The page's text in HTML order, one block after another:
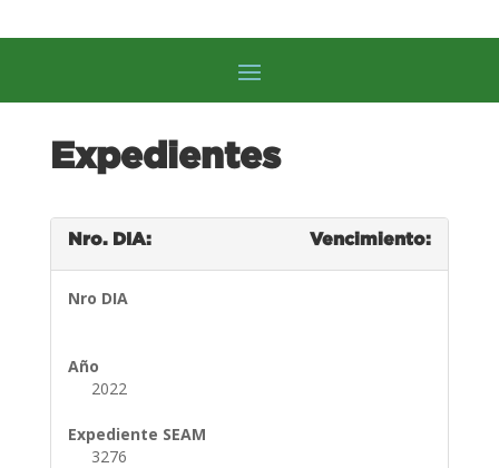
Expedientes
Nro. DIA: Vencimiento:
Nro DIA
Año
2022
Expediente SEAM
3276